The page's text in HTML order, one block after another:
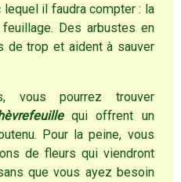
il faudra compter : la
Des arbustes en
de trop et aident à sauver
vous pourrez trouver
qui offrent un
Pour la peine, vous
de fleurs qui viendront
que vous ayez besoin